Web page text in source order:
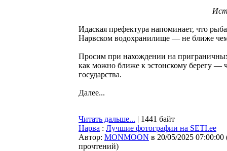
Идаская префектура напоминает, что
Нарвском водохранилище — не ближе
Просим при нахождении на
как можно ближе к эстонскому берегу —
государства.
Далее...
Читать дальше... | 1441 байт
Нарва : Лучшие фотографии на SETI.ee
Автор: MONMOON в 20/05/2025 07:00:00
прочтений)